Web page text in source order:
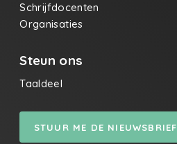
Schrijfdocenten
Organisaties
Steun ons
Taaldeel
STUUR ME DE NIEUWSBRIEF